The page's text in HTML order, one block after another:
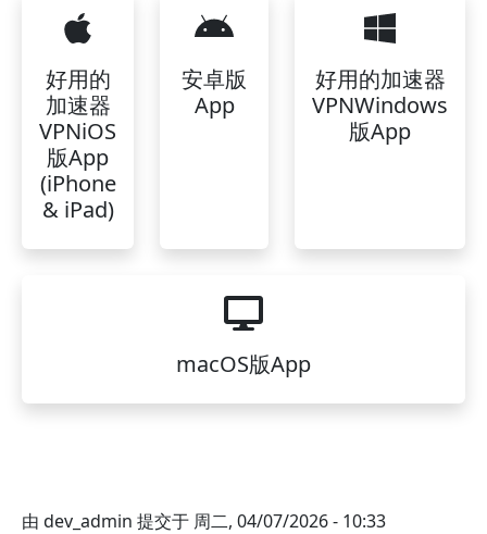
好用的
加速器
VPNiOS
版App
(iPhone
& iPad)
安卓版
App
好用的加速器
VPNWindows
版App
macOS版App
由 dev_admin 提交于 周二, 04/07/2026 - 10:33